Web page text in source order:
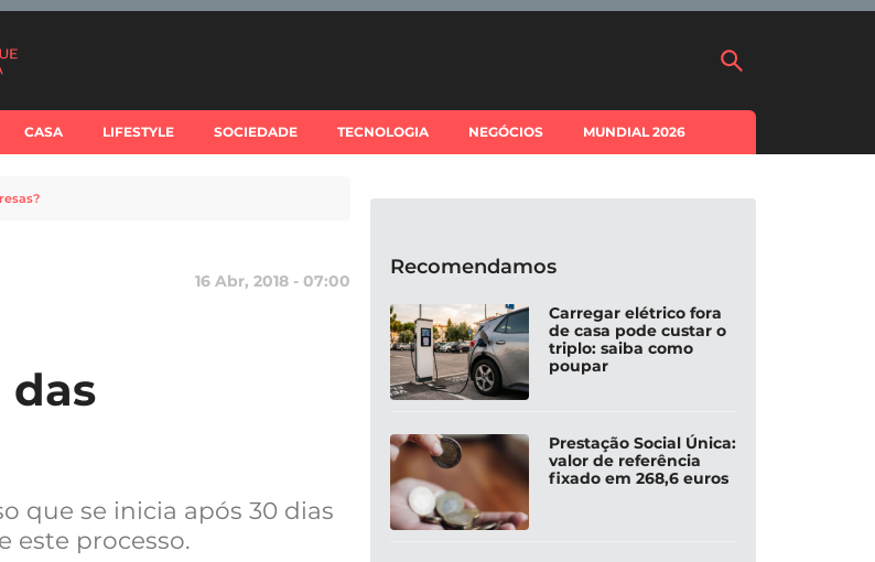
CASA LIFESTYLE SOCIEDADE TECNOLOGIA NEGÓCIOS MUNDIAL 2026
16 Abr, 2018 - 07:00
das
que se inicia após 30 dias
este processo.
Recomendamos
Carregar elétrico fora
de casa pode custar o
triplo: saiba como
poupar
Prestação Social Única:
valor de referência
fixado em 268,6 euros